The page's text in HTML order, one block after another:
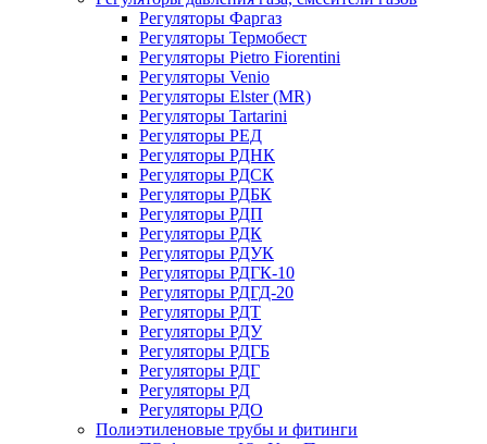
Регуляторы Фаргаз
Регуляторы Термобест
Регуляторы Pietro Fiorentini
Регуляторы Venio
Регуляторы Elster (MR)
Регуляторы Tartarini
Регуляторы РЕД
Регуляторы РДНК
Регуляторы РДСК
Регуляторы РДБК
Регуляторы РДП
Регуляторы РДК
Регуляторы РДУК
Регуляторы РДГК-10
Регуляторы РДГД-20
Регуляторы РДТ
Регуляторы РДУ
Регуляторы РДГБ
Регуляторы РДГ
Регуляторы РД
Регуляторы РДО
Полиэтиленовые трубы и фитинги